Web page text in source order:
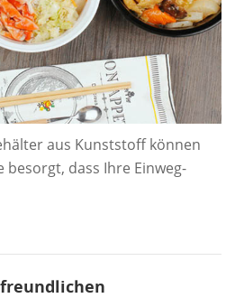
aus Kunststoff können
besorgt, dass Ihre Einweg-
Sie, wie Sie Ihre
Ihre Verpackungslösungen
aus Kunststoff nicht